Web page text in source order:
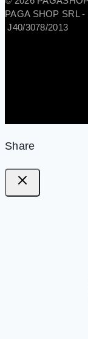
PAGA SHOP SRL
J40/3078/2013
Share